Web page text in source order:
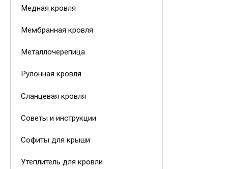
Медная кровля
Мембранная кровля
Металлочерепица
Рулонная кровля
Сланцевая кровля
Советы и инструкции
Софиты для крыши
Утеплитель для кровли